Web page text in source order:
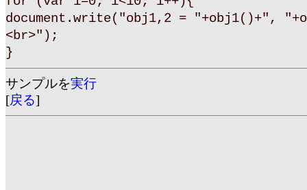
document.write("obj1,2 = "+obj1()+",
<br>");
}
サンプルを実行
[戻る]